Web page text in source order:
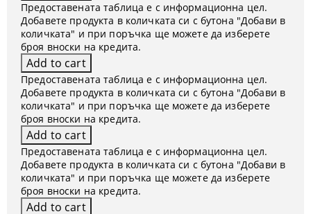
Предоставената таблица е с информационна цел.
Добавете продукта в количката си с бутона "Добави в
количката" и при поръчка ще можете да изберете
броя вноски на кредита.
Предоставената таблица е с информационна цел.
Добавете продукта в количката си с бутона "Добави в
количката" и при поръчка ще можете да изберете
броя вноски на кредита.
Предоставената таблица е с информационна цел.
Добавете продукта в количката си с бутона "Добави в
количката" и при поръчка ще можете да изберете
броя вноски на кредита.